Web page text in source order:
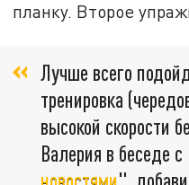
планку. Второе
Лучше всего
тренировка
высокой скорости
Валерия в беседе
новостями",